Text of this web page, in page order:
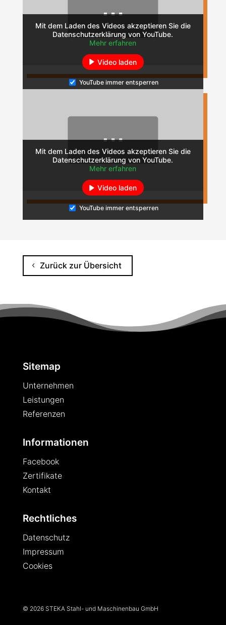
Mit dem Laden des Videos akzeptieren Sie die
Datenschutzerklärung von YouTube.
Mehr erfahren
Video laden
YouTube immer entsperren
Mit dem Laden des Videos akzeptieren Sie die
Datenschutzerklärung von YouTube.
Mehr erfahren
Video laden
YouTube immer entsperren
Zurück zur Übersicht
Sitemap
Unternehmen
Leistungen
Referenzen
Informationen
Facebook
Zertifikate
Kontakt
Rechtliches
Datenschutz
Impressum
Cookies
© 2026 STEKA Stahl- und Maschinenbau GmbH